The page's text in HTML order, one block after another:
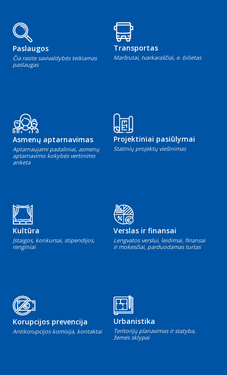
Paslaugos
Čia rasite savivaldybės teikiamas
paslaugas
Transportas
Maršrutai, tvarkaraščiai, e. bilietas
Asmenų aptarnavimas
Aptarnaujami padaliniai, asmenų
aptarnavimo kokybės vertinimo
anketa
Projektiniai pasiūlymai
Statinių projektų viešinimas
Kultūra
Įstaigos, konkursai, stipendijos,
renginiai
Verslas ir finansai
Lengvatos verslui, leidimai, finansai
ir mokesčiai, parduodamas turtas
Korupcijos prevencija
Antikorupcijos komisija, kontaktai
Urbanistika
Teritorijų planavimas ir statyba,
žemės sklypai